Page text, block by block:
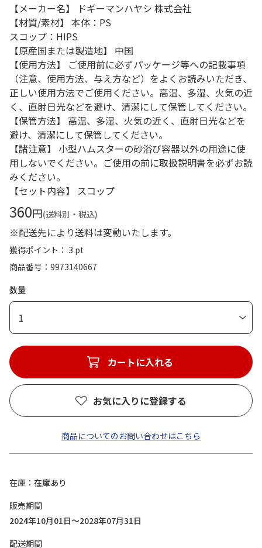
【メーカー名】 ドギーマンハヤシ 株式会社
【材質/素材】 本体：PS
スコップ：HIPS
【原産国または製造地】 中国
【使用方法】 ご使用前に必ずパッケージ等への記載事項
（注意、使用方法、与え方など）をよくお読みいただき、
正しい使用方法でご使用ください。高温、多湿、火気の近
く、直射日光などを避け、清潔にして保管してください。
【保管方法】 高温、多湿、火気の近く、直射日光などを
避け、清潔にして保管してください。
【諸注意】 小型ハムスターの砂浴び容器以外の用途に使
用しないでください。ご使用の前に取扱説明書を必ずお読
みください。
【セット内容】 スコップ
360円(送料別・税込)
※配送先により送料は変動いたします。
獲得ポイント： 3 pt
商品番号
9973140667
数量
1
カートに入れる
お気に入りに登録する
商品についてのお問い合わせはこちら
在庫
在庫あり
販売期間
2024年10月01日～2028年07月31日
配送期間